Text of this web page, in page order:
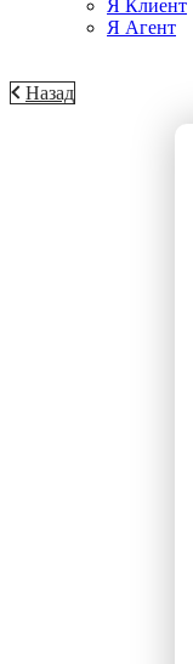
Я Клиент
Я Агент
Назад